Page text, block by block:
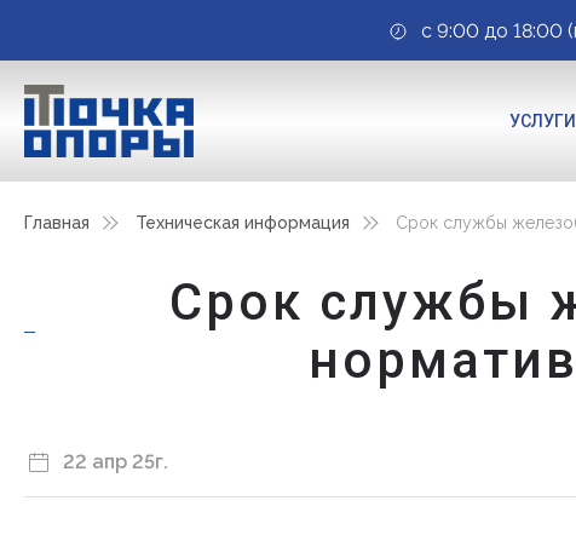
с 9:00 до 18:00
УСЛУГИ
Главная Техническая информация Срок службы
Срок службы
22 апр 25г.